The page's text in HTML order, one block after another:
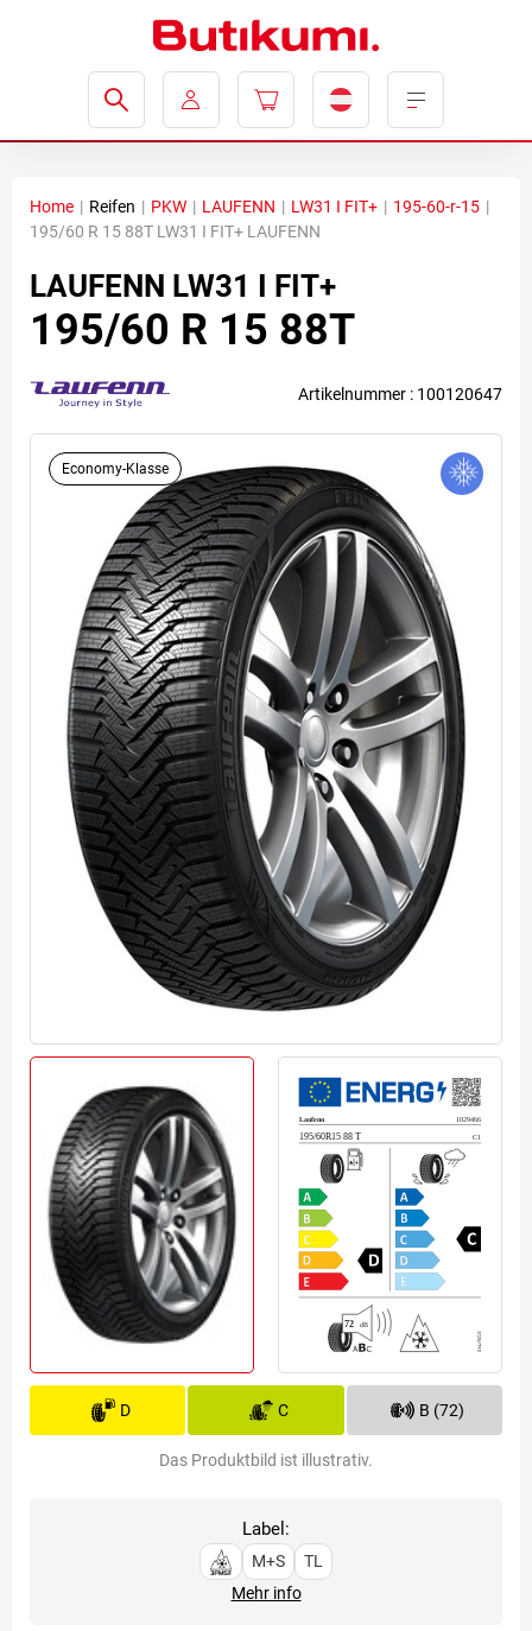
Economy-Klasse
D C B (72)
Das Produktbild ist illustrativ.
Home | Reifen | PKW | LAUFENN | LW31 I FIT+ | 195-60-r-15 |
195/60 R 15 88T LW31 I FIT+ LAUFENN
LAUFENN LW31 I FIT+
195/60 R 15 88T
Artikelnummer : 100120647
Label:
M+S
TL
Mehr info